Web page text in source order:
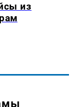
из